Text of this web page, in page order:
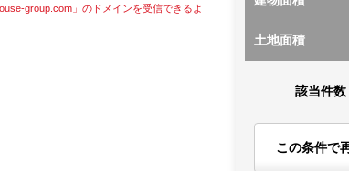
group.com」のドメインを受信できるよ
土地面積
該当件数
この条件で